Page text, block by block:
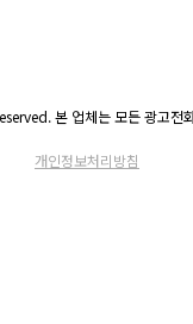
본 업체는 모든 광고전
개인정보처리방침